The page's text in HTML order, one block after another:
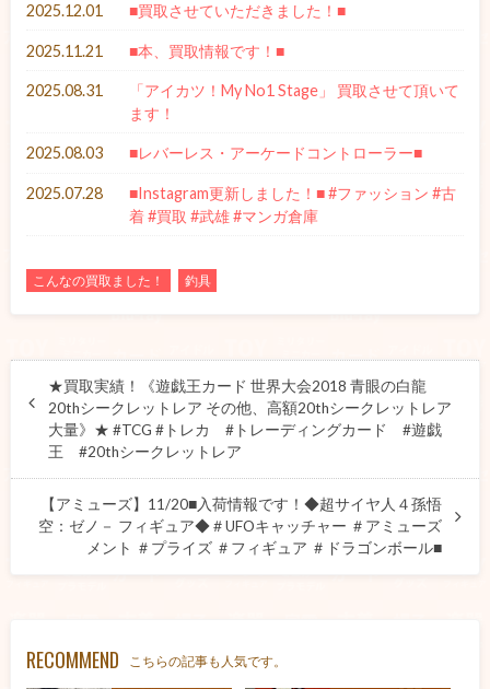
2025.12.01 ■買取させていただきました！■
2025.11.21 ■本、買取情報です！■
2025.08.31
「アイカツ！My No1 Stage」 買取させて頂いて
ます！
2025.08.03 ■レバーレス・アーケードコントローラー■
2025.07.28
■Instagram更新しました！■ #ファッション #古
着 #買取 #武雄 #マンガ倉庫
こんなの買取ました！ 釣具
★買取実績！《遊戯王カード 世界大会2018 青眼の白龍
20thシークレットレア その他、高額20thシークレットレア
大量》★ #TCG #トレカ #トレーディングカード #遊戯
王 #20thシークレットレア
【アミューズ】11/20■入荷情報です！◆超サイヤ人４孫悟
空：ゼノ－ フィギュア◆＃UFOキャッチャー ＃アミューズ
メント ＃プライズ ＃フィギュア ＃ドラゴンボール■
RECOMMEND こちらの記事も人気です。